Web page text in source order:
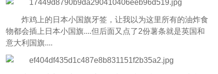
炸鸡上的日本小国旗牙签，让我以为这里所有的油炸食
物都会插上日本小国旗....但后面又点了2份薯条就是英国和
意大利国旗....